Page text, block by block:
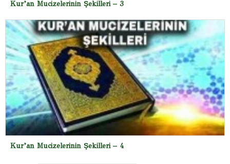
Kur’an Mucizelerinin Şekilleri – 3
Kur’an Mucizelerinin Şekilleri – 4